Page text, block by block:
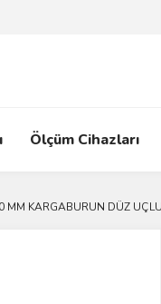
Ölçüm Cihazları
MM KARGABURUN DÜZ